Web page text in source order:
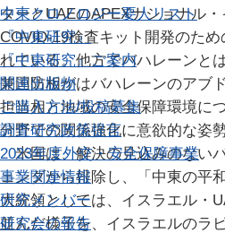
中東クロノロジー要人リスト
『中東研究』
『中東研究』ご案内
関連出版物
ご購入方法/投稿募集
調査研究政策提言
2023年度外交・安全保障事業
事業関連情報
研究メンバー
研究会の報告
ターとUAEのAPEXナショナル・
COVID-19検査キット開発のた
れている。他方でバハレーンと
兼国防相がはバハレーンのアブ
担当相と地域の安全保障環境に
分野での関係強化に意欲的な姿
米国は、解決の見込みのない
ェンダから排除し、「中東の平
大統領としては、イスラエル・
並んだ様子を、イスラエルのラ